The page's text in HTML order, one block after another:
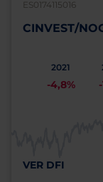
ES0174115016
CINVEST/
2021
-4,8%
VER DFI